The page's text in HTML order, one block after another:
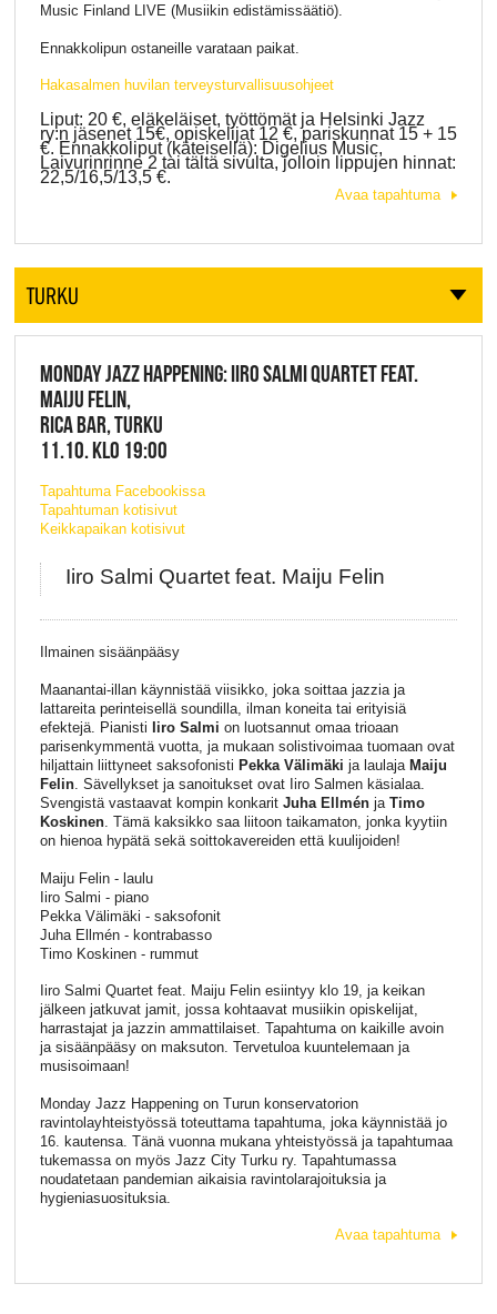
Music Finland LIVE (Musiikin edistämissäätiö).
Ennakkolipun ostaneille varataan paikat.
Hakasalmen huvilan terveysturvallisuusohjeet
Liput: 20 €, eläkeläiset, työttömät ja Helsinki Jazz
ry:n jäsenet 15€, opiskelijat 12 €, pariskunnat 15 + 15
€. Ennakkoliput(käteisellä): Digelius Music,
Laivurinrinne 2 tai tältä sivulta, jolloin lippujen hinnat:
22,5/16,5/13,5 €.
Avaa tapahtuma
TURKU
MONDAY JAZZ HAPPENING: IIRO SALMI QUARTET FEAT.
MAIJU FELIN,
RICA BAR, TURKU
11.10. KLO 19:00
Tapahtuma Facebookissa
Tapahtuman kotisivut
Keikkapaikan kotisivut
Iiro Salmi Quartet feat. Maiju Felin
Ilmainen sisäänpääsy
Maanantai-illan käynnistää viisikko, joka soittaa jazzia ja
lattareita perinteisellä soundilla, ilman koneita tai erityisiä
efektejä. Pianisti
Iiro Salmi on luotsannut omaa trioaan
parisenkymmentä vuotta, ja mukaan solistivoimaa tuomaan ovat
hiljattain liittyneet saksofonisti Pekka Välimäki ja laulaja Maiju
Felin. Sävellykset ja sanoitukset ovat Iiro Salmen käsialaa.
Svengistä vastaavat kompin konkarit Juha Ellménja Timo
Koskinen. Tämä kaksikko saa liitoon taikamaton, jonka kyytiin
on hienoa hypätä sekä soittokavereiden että kuulijoiden!
Maiju Felin - laulu
Iiro Salmi - piano
Pekka Välimäki - saksofonit
Juha Ellmén - kontrabasso
Timo Koskinen - rummut
Iiro Salmi Quartet feat. Maiju Felin esiintyy klo 19, ja keikan
jälkeen jatkuvat jamit, jossa kohtaavat musiikin opiskelijat,
harrastajat ja jazzin ammattilaiset. Tapahtuma on kaikille avoin
ja sisäänpääsy on maksuton. Tervetuloa kuuntelemaan ja
musisoimaan!
Monday Jazz Happening on Turun konservatorion
ravintolayhteistyössä toteuttama tapahtuma, joka käynnistää jo
16. kautensa. Tänä vuonna mukana yhteistyössä ja tapahtumaa
tukemassa on myös Jazz City Turku ry. Tapahtumassa
noudatetaan pandemian aikaisia ravintolarajoituksia ja
hygieniasuosituksia.
Avaa tapahtuma